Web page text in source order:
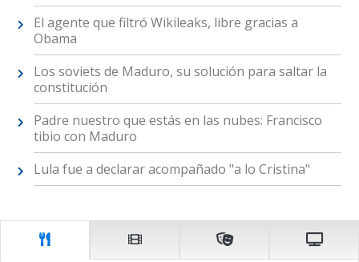
El agente que filtró Wikileaks, libre gracias a
Obama
Los soviets de Maduro, su solución para saltar la
constitución
Padre nuestro que estás en las nubes: Francisco
tibio con Maduro
Lula fue a declarar acompañado "a lo Cristina"